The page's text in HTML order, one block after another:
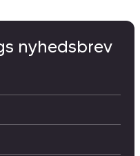
nyhedsbrev